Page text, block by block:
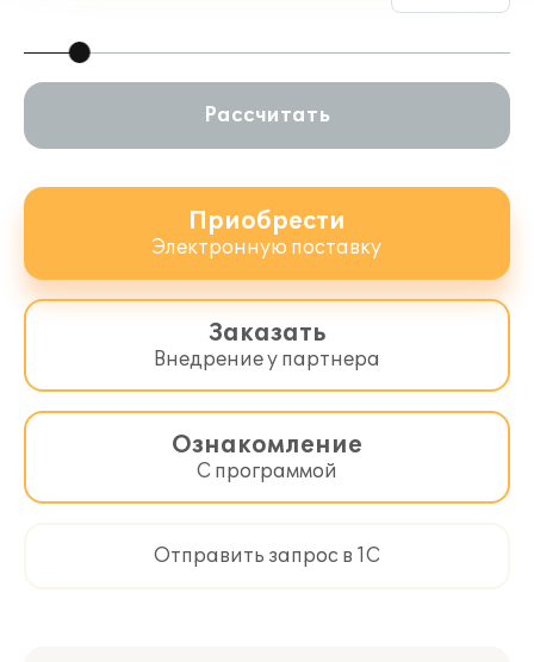
Рассчитать
Приобрести
Электронную поставку
Заказать
Внедрение у партнера
Ознакомление
С программой
Отправить запрос в 1С